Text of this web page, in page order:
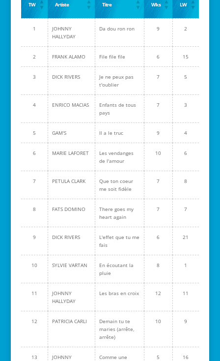
TW Artiste Titre Wks LW
1
JOHNNY
HALLYDAY
Da dou ron ron 9 2
2 FRANK ALAMO File file file 6 15
3 DICK RIVERS
Je ne peux pas
t'oublier
7 5
4 ENRICO MACIAS
Enfants de tous
pays
7 3
5 GAM'S Il a le truc 9 4
6 MARIE LAFORET
Les vendanges
de l'amour
10 6
7 PETULA CLARK
Que ton coeur
me soit fidèle
7 8
8 FATS DOMINO
There goes my
heart again
7 7
9 DICK RIVERS
L'effet que tu me
fais
6 21
10 SYLVIE VARTAN
En écoutant la
pluie
8 1
11
JOHNNY
HALLYDAY
Les bras en croix 12 11
12 PATRICIA CARLI
Demain tu te
maries (arrête,
arrête)
10 9
13
JOHNNY
Comme une
5 16